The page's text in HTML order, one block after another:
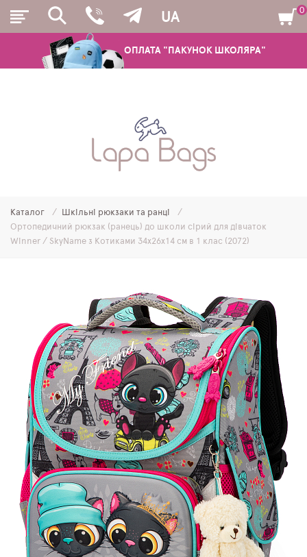
ОПЛАТА "ПАКУНОК ШКОЛЯРА"
UA
ШКІЛЬНІ РЮКЗАКИ ТА РАНЦІ
МОЛОДІЖНІ РЮКЗАКИ
ПЛЯШКИ ДЛЯ ВОДИ
DELUNE
SCHOOL STANDARD
SKYNAME
РОЗПРОДАЖ
0
Каталог
Шкільні рюкзаки та ранці
Ортопедичний рюкзак (ранець) до школи сірий для дівчаток
Winner / SkyName з Котиками 34х26х14 см в 1 клас (2072)